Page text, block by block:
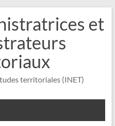
et
territoriales (INET)